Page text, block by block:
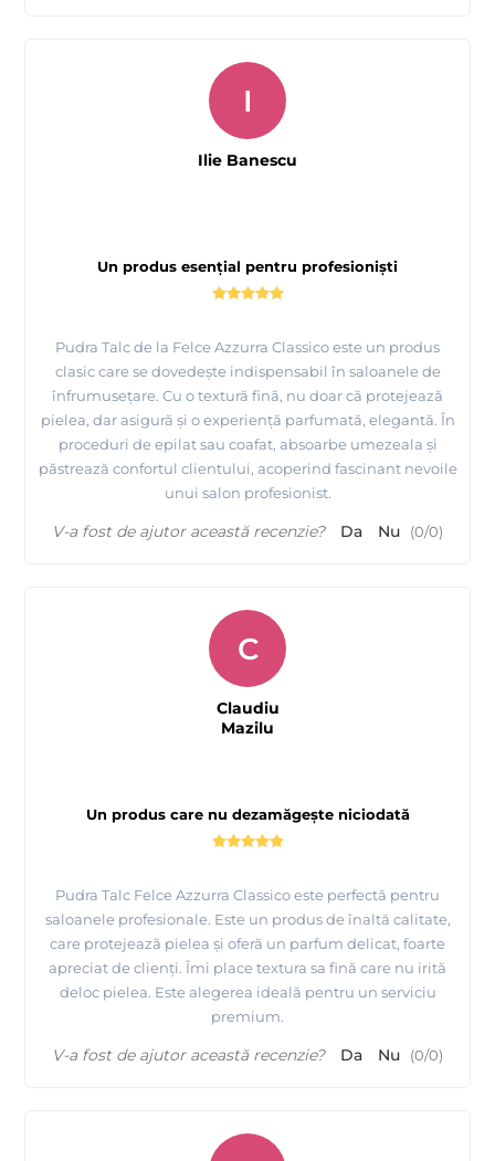
Un produs esențial pentru profesioniști
Pudra Talc de la Felce Azzurra Classico este un produs
clasic care se dovedește indispensabil în saloanele de
înfrumusețare. Cu o textură fină, nu doar că protejează
pielea, dar asigură și o experiență parfumată, elegantă. În
proceduri de epilat sau coafat, absoarbe umezeala și
păstrează confortul clientului, acoperind fascinant nevoile
unui salon profesionist.
I
Ilie Banescu
V-a fost de ajutor această recenzie? Da Nu (0/0)
Un produs care nu dezamăgește niciodată
Pudra Talc Felce Azzurra Classico este perfectă pentru
saloanele profesionale. Este un produs de înaltă calitate,
care protejează pielea și oferă un parfum delicat, foarte
apreciat de clienți. Îmi place textura sa fină care nu irită
deloc pielea. Este alegerea ideală pentru un serviciu
premium.
C
Claudiu
Mazilu
V-a fost de ajutor această recenzie? Da Nu (0/0)